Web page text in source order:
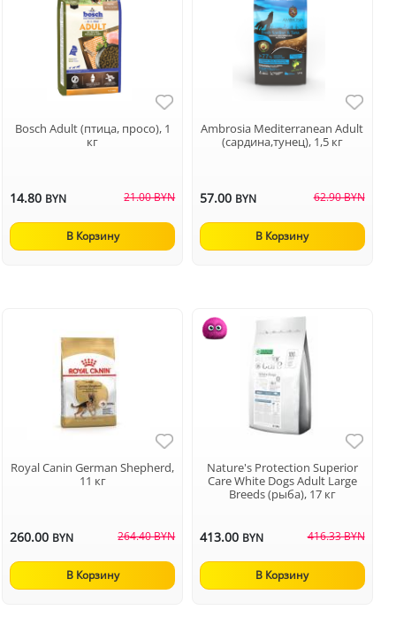
Bosch Adult (птица, просо), 1
кг
14.80 BYN 21.00 BYN
В Корзину
Ambrosia Mediterranean Adult
(сардина,тунец), 1,5 кг
57.00 BYN 62.90 BYN
В Корзину
Royal Canin German Shepherd,
11 кг
260.00 BYN 264.40 BYN
В Корзину
Nature's Protection Superior
Care White Dogs Adult Large
Breeds (рыба), 17 кг
413.00 BYN 416.33 BYN
В Корзину